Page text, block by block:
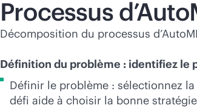
Processus
Décomposition du processus
Définition du problème : identifiez le
Définir le problème : sélectionnez
défi aide à choisir la bonne